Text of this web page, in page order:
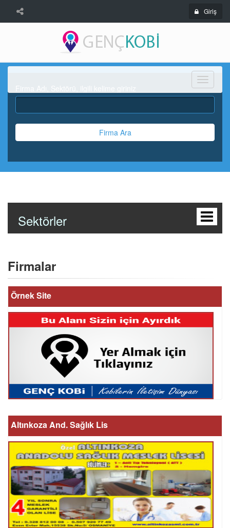
Giriş
Menü
Firma Ara
Sektörler
Firmalar
Örnek Site
Altınkoza And. Sağlık Lis